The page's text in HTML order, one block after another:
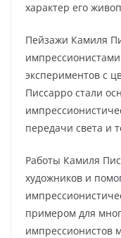
характер его
Пейзажи Камиля
экспериментов с
Писсарро стали
передачи света и
Работы Камиля
художников и
примером для
импрессионистов